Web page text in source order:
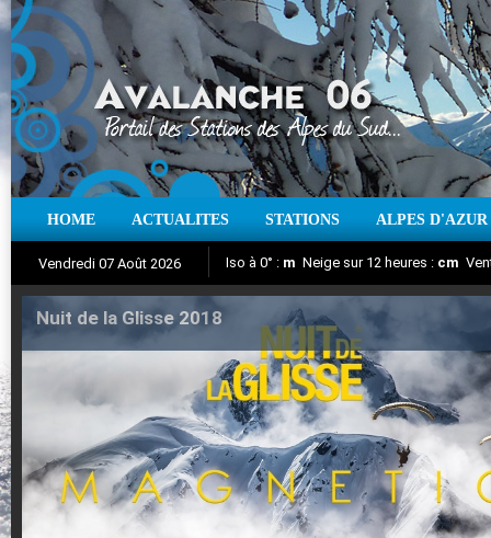
HOME ACTUALITES STATIONS ALPES D'AZUR
Vendredi 07 Août 2026
Aujourd'hui : T° Min : °C T° Max :°C
Iso à 0° :mNeige sur 12 heures :cm
Suivez en direct l'actualité des stations
Nuit de la Glisse 2018